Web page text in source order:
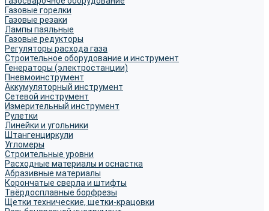
Газовые горелки
Газовые резаки
Лампы паяльные
Газовые редукторы
Регуляторы расхода газа
Строительное оборудование и инструмент
Генераторы (электростанции)
Пневмоинструмент
Аккумуляторный инструмент
Сетевой инструмент
Измерительный инструмент
Рулетки
Линейки и угольники
Штангенциркули
Угломеры
Строительные уровни
Расходные материалы и оснастка
Абразивные материалы
Корончатые сверла и штифты
Твёрдосплавные борфрезы
Щетки технические, щетки-крацовки